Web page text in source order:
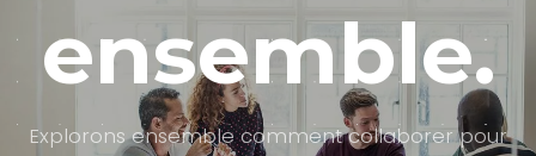
ensemble.
Explorons ensemble comment collaborer pour